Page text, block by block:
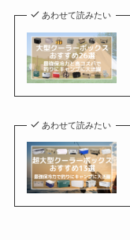
あわせて読みたい
あわせて読みたい